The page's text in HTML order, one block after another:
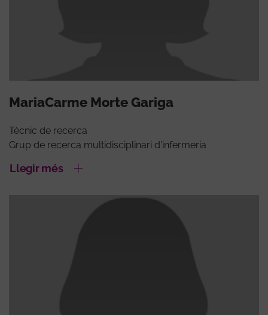
MariaCarme Morte Gariga
Tècnic de recerca
Grup de recerca multidisciplinari d'infermeria
Llegir més